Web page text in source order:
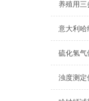
养殖用三